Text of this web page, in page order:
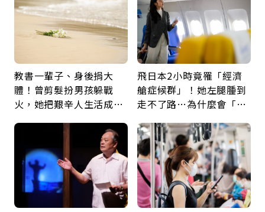
教書一輩子、身後捐大
體！曾剪髮扮男孩躲戰
火，她把艱辛人生活成風
飛日本2小時竟罹「經濟
艙症候群」！她左腿腫到
走不了路…為什麼會「靜
注意